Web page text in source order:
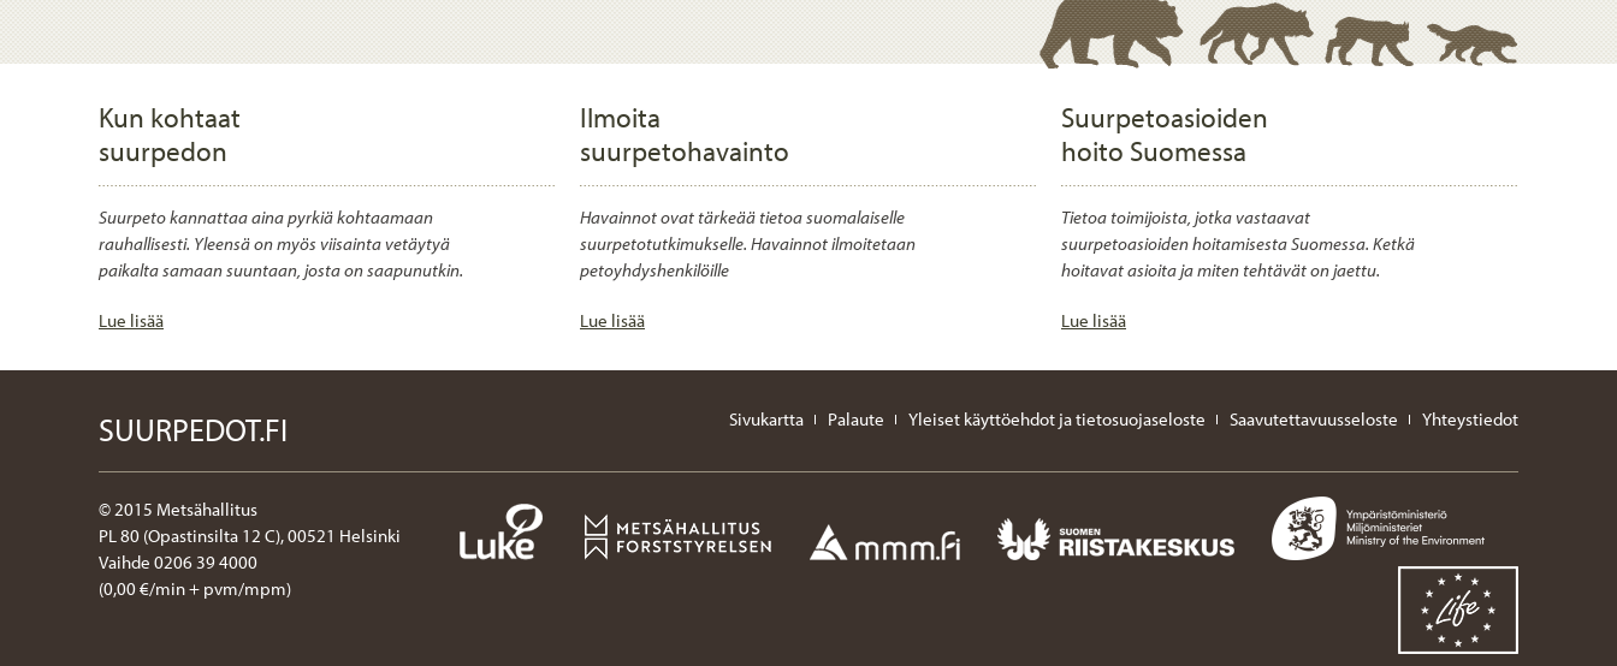
Kun kohtaat
suurpedon
Suurpeto kannattaa aina pyrkiä kohtaamaan
rauhallisesti. Yleensä on myös viisainta vetäytyä
paikalta samaan suuntaan, josta on saapunutkin.
Lue lisää
Ilmoita
suurpetohavainto
Havainnot ovat tärkeää tietoa suomalaiselle
suurpetotutkimukselle. Havainnot ilmoitetaan
petoyhdyshenkilöille
Lue lisää
Suurpetoasioiden
hoito Suomessa
Tietoa toimijoista, jotka vastaavat
suurpetoasioiden hoitamisesta Suomessa. Ketkä
hoitavat asioita ja miten tehtävät on jaettu.
Lue lisää
SUURPEDOT.FI Sivukartta Palaute Yleiset käyttöehdot ja tietosuojaseloste Saavutettavuusseloste Yhteystiedot
© 2015 Metsähallitus
PL 80 (Opastinsilta 12 C), 00521 Helsinki
Vaihde 0206 39 4000
(0,00 €/min + pvm/mpm)